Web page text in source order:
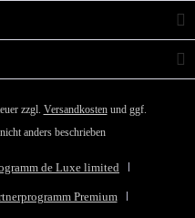
zzgl. Versandkostenund ggf.
anders beschrieben
de Luxe limited
Premium